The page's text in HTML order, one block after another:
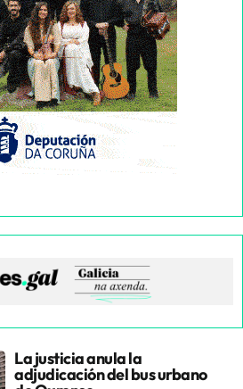
La justicia anula la
adjudicación del bus urbano